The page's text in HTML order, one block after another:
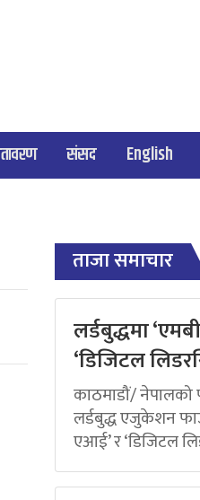
संसद English
ताजा समाचार
लर्डबुद्धमा
‘डिजिटल
काठमाडौं/
लर्डबुद्ध एजुकेशन
एआई’ र ‘डिजिटल